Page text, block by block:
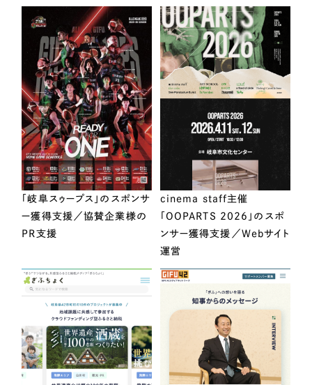
「岐阜スゥープス」のスポンサ
ー獲得支援／協賛企業様の
PR支援
cinema staff主催
「OOPARTS 2026」のスポ
ンサー獲得支援／Webサイト
運営